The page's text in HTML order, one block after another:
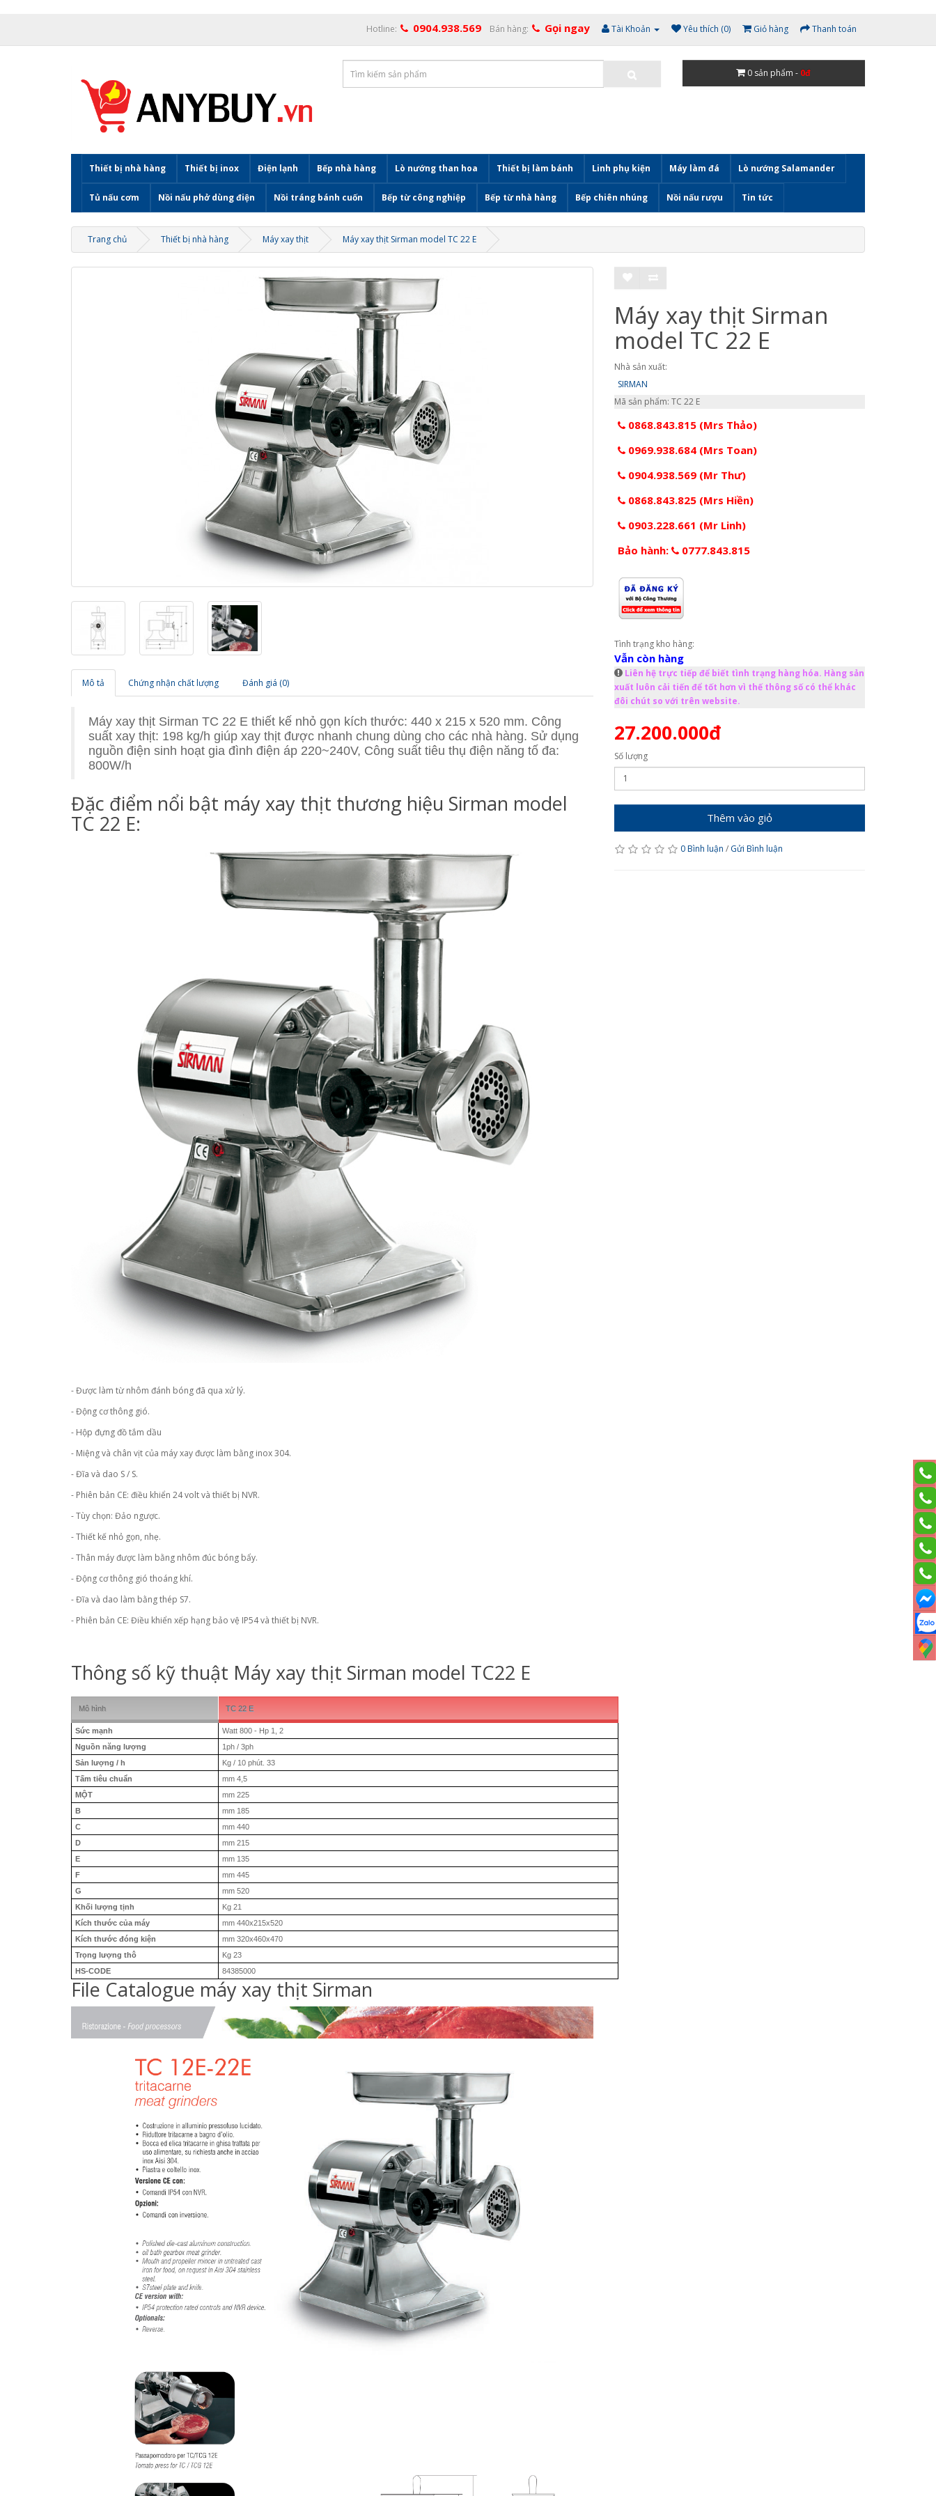
Hotline: 0904.938.569 Bán hàng: Gọi ngay Tài Khoản Yêu thích (0) Giỏ hàng Thanh toán
0 sản phẩm - 0đ
Thiết bị nhà hàng Thiết bị inox Điện lạnh Bếp nhà hàng Lò nướng than hoa Thiết bị làm bánh Linh phụ kiện Máy làm đá Lò nướng Salamander
Tủ nấu cơm Nồi nấu phở dùng điện Nồi tráng bánh cuốn Bếp từ công nghiệp Bếp từ nhà hàng Bếp chiên nhúng Nồi nấu rượu Tin tức
Trang chủ Thiết bị nhà hàng Máy xay thịt Máy xay thịt Sirman model TC 22 E
Mô tả Chứng nhận chất lượng Đánh giá (0)
Máy xay thịt Sirman TC 22 E thiết kế nhỏ gọn kích thước: 440 x 215 x 520 mm. Công
suất xay thịt: 198 kg/h giúp xay thịt được nhanh chung dùng cho các nhà hàng. Sử dụng
nguồn điện sinh hoạt gia đình điện áp 220~240V, Công suất tiêu thụ điện năng tố đa:
800W/h
Đặc điểm nổi bật máy xay thịt thương hiệu Sirman model
TC 22 E:
- Được làm từ nhôm đánh bóng đã qua xử lý.
- Động cơ thông gió.
- Hộp đựng đồ tắm dầu
- Miệng và chân vịt của máy xay được làm bằng inox 304.
- Đĩa và dao S / S.
- Phiên bản CE: điều khiển 24 volt và thiết bị NVR.
- Tùy chọn: Đảo ngược.
- Thiết kế nhỏ gọn, nhẹ.
- Thân máy được làm bằng nhôm đúc bóng bẩy.
- Động cơ thông gió thoáng khí.
- Đĩa và dao làm bằng thép S7.
- Phiên bản CE: Điều khiển xếp hạng bảo vệ IP54 và thiết bị NVR.
Thông số kỹ thuật Máy xay thịt Sirman model TC22 E
Mô hình TC 22 E
Sức mạnh
Watt 800 - Hp 1, 2
Nguồn năng lượng
1ph / 3ph
Sản lượng / h
Kg / 10 phút. 33
Tấm tiêu chuẩn
mm 4,5
MỘT
mm 225
B
mm 185
C
mm 440
D
mm 215
E
mm 135
F
mm 445
G
mm 520
Khối lượng tịnh
Kg 21
Kích thước của máy
mm 440x215x520
Kích thước đóng kiện
mm 320x460x470
Trọng lượng thô
Kg 23
HS-CODE
84385000
File Catalogue máy xay thịt Sirman
Máy xay thịt Sirman
model TC 22 E
Nhà sản xuất:
SIRMAN
Mã sản phẩm: TC 22 E
0868.843.815 (Mrs Thảo)
0969.938.684 (Mrs Toan)
0904.938.569 (Mr Thư)
0868.843.825 (Mrs Hiền)
0903.228.661 (Mr Linh)
Bảo hành:
0777.843.815
Tình trạng kho hàng:
Vẫn còn hàng
Liên hệ trực tiếp để biết tình trạng hàng hóa. Hàng sản
xuất luôn cải tiến để tốt hơn vì thế thông số có thể khác
đôi chút so với trên website.
27.200.000đ
Số lượng
Thêm vào giỏ
0 Bình luận / Gửi Bình luận